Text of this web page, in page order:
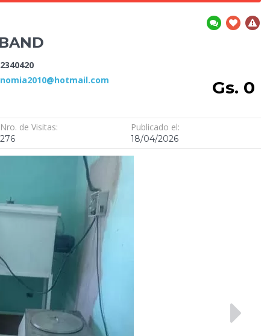
Gs. 0
Nro. de Visitas:
276
Publicado el:
18/04/2026